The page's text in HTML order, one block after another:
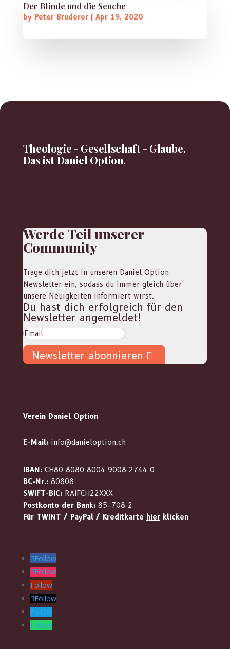
Der Blinde und die Seuche
by Peter Bruderer| Apr 19, 2020
Theologie - Gesellschaft - Glaube.
Das ist Daniel Option.
Werde Teil unserer
Community
Trage dich jetzt in unseren Daniel Option
Newsletter ein, sodass du immer gleich über
unsere Neuigkeiten informiert wirst.
Du hast dich erfolgreich für den
Newsletter angemeldet!
Newsletter abonnieren
Verein Daniel Option
E-Mail: info@danieloption.ch
IBAN:CH80 8080 8004 9008 2744 0
BC-Nr.:80808
SWIFT-BIC:RAIFCH22XXX
Postkonto der Bank:85–708‑2
Für TWINT / PayPal / Kreditkarte hierklicken
Follow
Follow
Follow
Follow
Follow
Follow